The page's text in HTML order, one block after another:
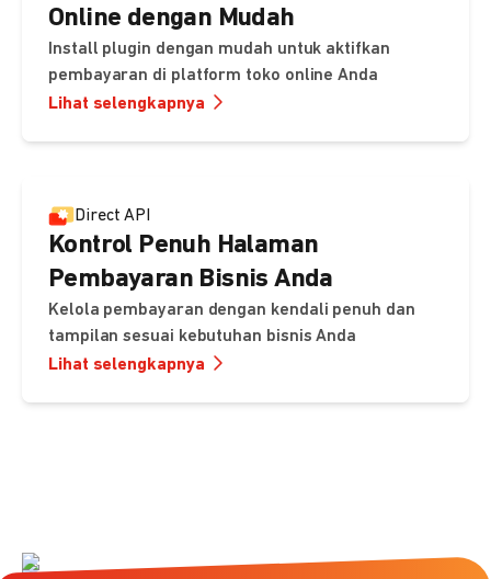
Online dengan Mudah
Install plugin dengan mudah untuk aktifkan
pembayaran di platform toko online Anda
Lihat selengkapnya
Direct API
Kontrol Penuh Halaman
Pembayaran Bisnis Anda
Kelola pembayaran dengan kendali penuh dan
tampilan sesuai kebutuhan bisnis Anda
Lihat selengkapnya